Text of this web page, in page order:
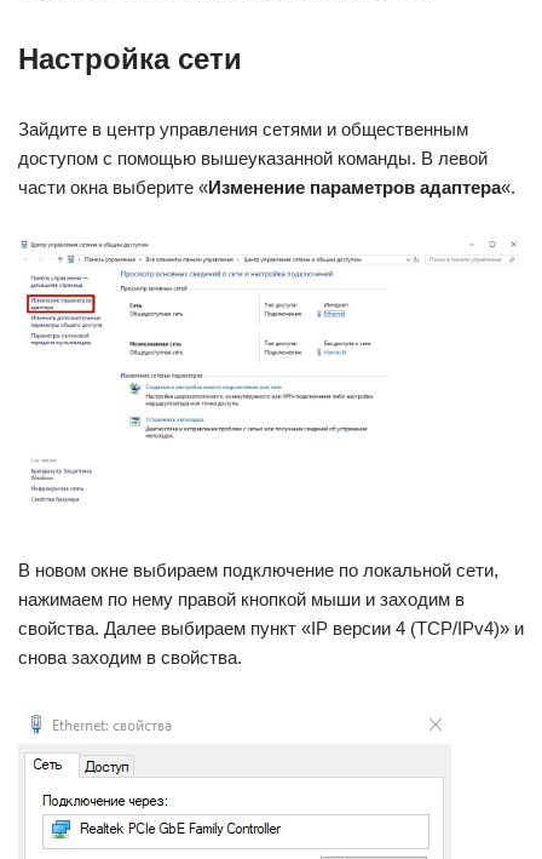
Настройка сети
Зайдите в центр управления сетями и общественным
доступом с помощью вышеуказанной команды. В левой
части окна выберите «Изменение параметров адаптера«.
В новом окне выбираем подключение по локальной сети,
нажимаем по нему правой кнопкой мыши и заходим в
свойства. Далее выбираем пункт «IP версии 4 (TCP/IPv4)» и
снова заходим в свойства.